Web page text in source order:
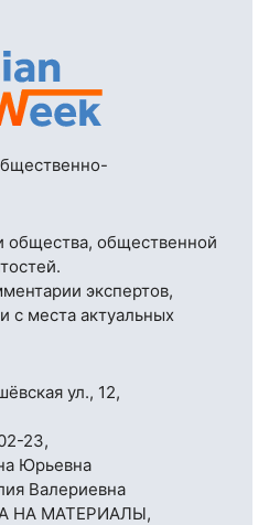
общества, общественной
экспертов,
с места актуальных
ул., 12,
23,
Юрьевна
Валериевна
НА МАТЕРИАЛЫ,